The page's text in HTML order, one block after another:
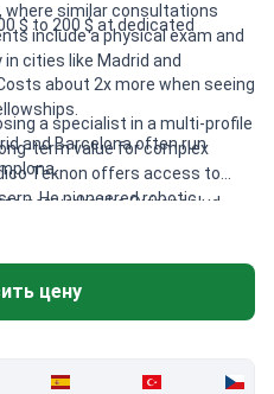
where similar consultations
include a physical exam and
cities like Madrid and
$ to 200 $ at dedicated
about 2x more when seeing
and Barcelona often run
networks like Quironsalud
Spanish cities.
a specialist in a multi-profile
term value for complex
Teknon offers access to
He pioneered robotic
training at the Mayo Clinic.
for olfactory loss. While basic
offer advanced
цену